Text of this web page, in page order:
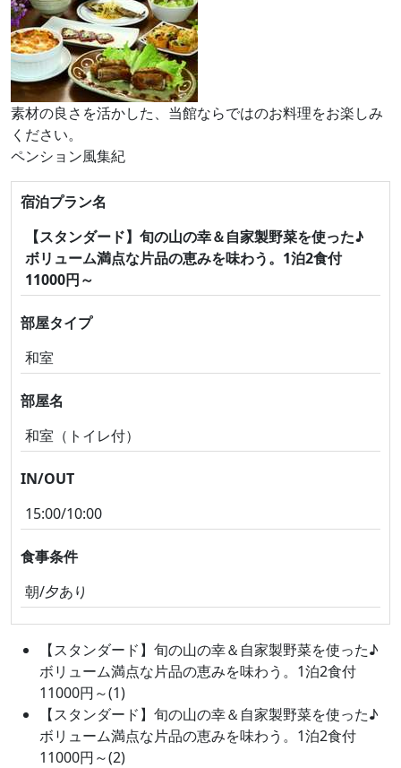
素材の良さを活かした、当館ならではのお料理をお楽しみ
ください。
ペンション風集紀
宿泊プラン名
【スタンダード】旬の山の幸＆自家製野菜を使った♪
ボリューム満点な片品の恵みを味わう。1泊2食付
11000円～
部屋タイプ
和室
部屋名
和室（トイレ付）
IN/OUT
15:00/10:00
食事条件
朝/夕あり
【スタンダード】旬の山の幸＆自家製野菜を使った♪
ボリューム満点な片品の恵みを味わう。1泊2食付
11000円～(1)
【スタンダード】旬の山の幸＆自家製野菜を使った♪
ボリューム満点な片品の恵みを味わう。1泊2食付
11000円～(2)